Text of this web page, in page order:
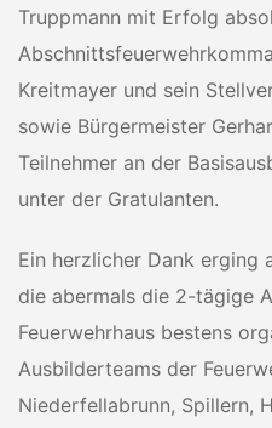
Truppmann mit Erfolg
Kreitmayer und sein
sowie Bürgermeister
Teilnehmer an der
unter der Gratulanten.
Ein herzlicher Dank erging
die abermals die 2-tägige
Feuerwehrhaus bestens
Ausbilderteams der
Niederfellabrunn, Spillern,